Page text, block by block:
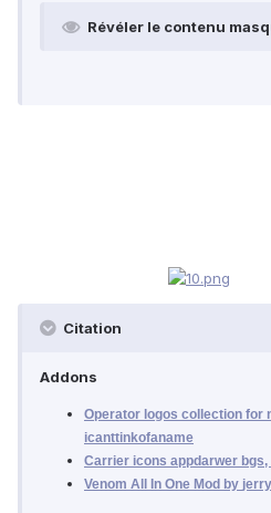
Révéler le contenu
Citation
Addons
Operator logos collection for
icanttinkofaname
Carrier icons appdarwer bgs,
Venom All In One Mod by